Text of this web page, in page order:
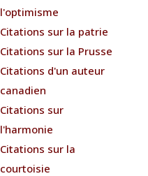
l'optimisme
Citations sur la patrie
Citations sur la Prusse
Citations d'un auteur
canadien
Citations sur
l'harmonie
Citations sur la
courtoisie